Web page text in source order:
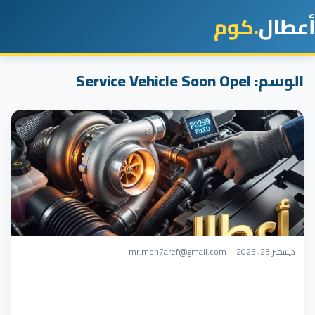
أعطال.كوم
الوسم:Service Vehicle Soon Opel
ديسمبر 23, 2025 —
mr.mon7aref@gmail.com